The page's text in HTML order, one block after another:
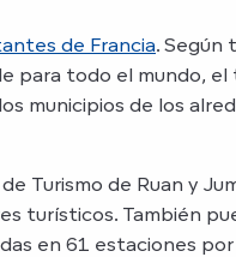
de Francia. Según
para todo el mundo,
municipios de los
Turismo de Ruan y
turísticos. También
en 61 estaciones